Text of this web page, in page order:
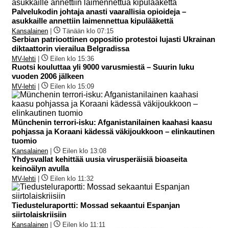
Palvelukodin johtaja anasti vaarallisia opioideja –
asukkaille annettiin laimennettua kipulääkettä
Kansalainen Tänään klo 07:15
Serbian patrioottinen oppositio protestoi lujasti Ukrainan
diktaattorin vierailua Belgradissa
MV-lehti Eilen klo 15:36
Ruotsi kouluttaa yli 9000 varusmiestä – Suurin luku
vuoden 2006 jälkeen
MV-lehti Eilen klo 15:09
Münchenin terrori-isku: Afganistanilainen kaahasi kaasu
pohjassa ja Koraani kädessä väkijoukkoon – elinkautinen
tuomio
Kansalainen Eilen klo 13:08
Yhdysvallat kehittää uusia virusperäisiä bioaseita
keinoälyn avulla
MV-lehti Eilen klo 11:32
Tiedusteluraportti: Mossad sekaantui Espanjan
siirtolaiskriisiin
Kansalainen Eilen klo 11:11